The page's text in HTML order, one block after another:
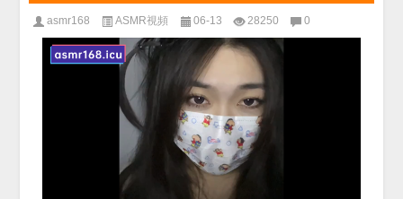
asmr168 ASMR視頻 06-13 28250 0